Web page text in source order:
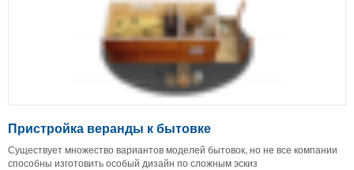
Пристройка веранды к бытовке
Существует множество вариантов моделей бытовок, но не все компании
способны изготовить особый дизайн по сложным эскиз